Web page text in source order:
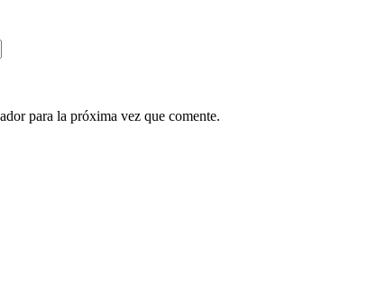
para la próxima vez que comente.